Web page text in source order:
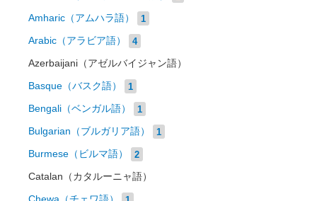
Amharic（アムハラ語） 1
Arabic（アラビア語） 4
Azerbaijani（アゼルバイジャン語）
Basque（バスク語） 1
Bengali（ベンガル語） 1
Bulgarian（ブルガリア語） 1
Burmese（ビルマ語） 2
Catalan（カタルーニャ語）